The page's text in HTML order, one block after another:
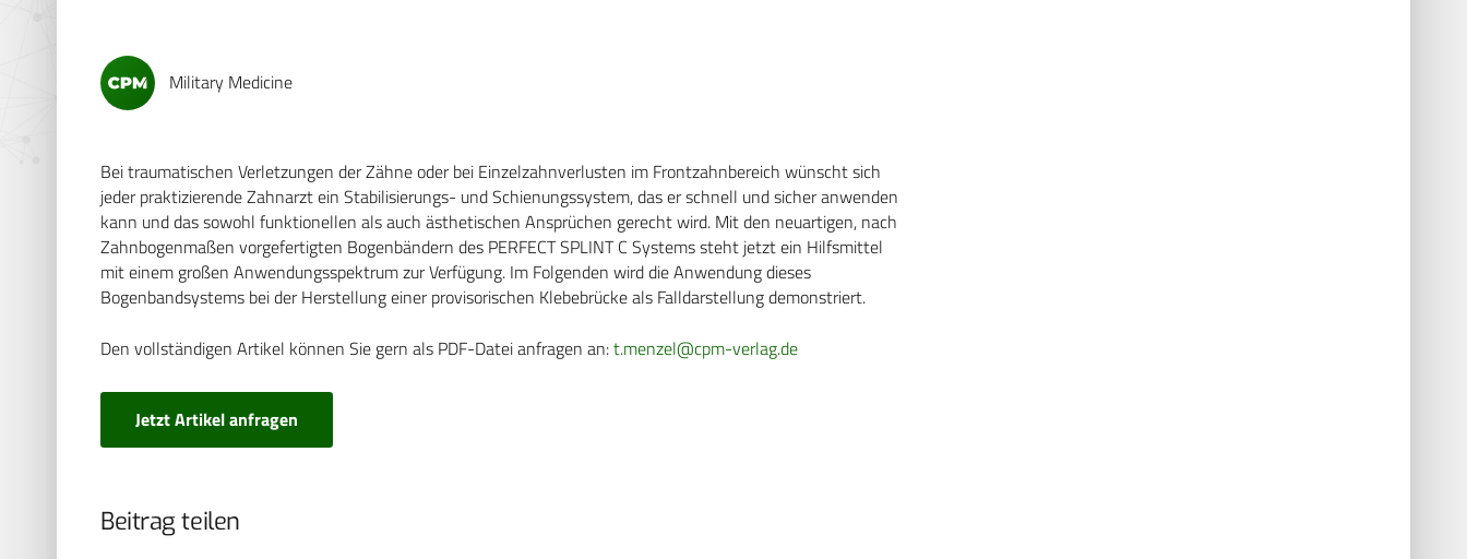
Military Medicine
Bei traumatischen Verletzungen der Zähne oder bei Einzelzahnverlusten im Frontzahnbereich wünscht sich
jeder praktizierende Zahnarzt ein Stabilisierungs- und Schienungssystem, das er schnell und sicher anwenden
kann und das sowohl funktionellen als auch ästhetischen Ansprüchen gerecht wird. Mit den neuartigen, nach
Zahnbogenmaßen vorgefertigten Bogenbändern des PERFECT SPLINT C Systems steht jetzt ein Hilfsmittel
mit einem großen Anwendungsspektrum zur Verfügung. Im Folgenden wird die Anwendung dieses
Bogenbandsystems bei der Herstellung einer provisorischen Klebebrücke als Falldarstellung demonstriert.
Den vollständigen Artikel können Sie gern als PDF-Datei anfragen an:t.menzel@cpm-verlag.de
Jetzt Artikel anfragen
Beitrag teilen